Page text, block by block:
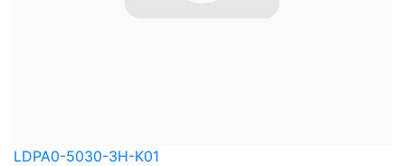
LDPA0-5030-3H-K01